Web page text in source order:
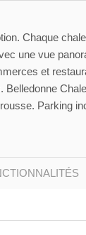
Chaque
une vue
et
Belledonne
Parking